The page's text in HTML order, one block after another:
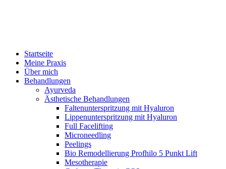
Startseite
Meine Praxis
Über mich
Behandlungen
Ayurveda
Ästhetische Behandlungen
Faltenunterspritzung mit Hyaluron
Lippenunterspritzung mit Hyaluron
Full Facelifting
Microneedling
Peelings
Bio Remodellierung Profhilo 5 Punkt Lift
Mesotherapie